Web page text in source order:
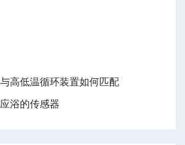
高低温循环装置如何匹配
浴的传感器